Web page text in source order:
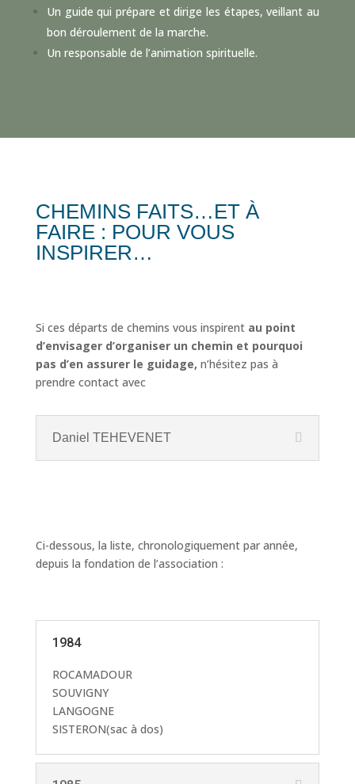
Un guide qui prépare et dirige les étapes, veillant au
bon déroulement de la marche.
Un responsable de l’animation spirituelle.
CHEMINS FAITS…ET À
FAIRE : POUR VOUS
INSPIRER…
Si ces départs de chemins vous inspirent au point
d’envisager d’organiser un chemin et pourquoi
pas d’en assurer le guidage, n’hésitez pas à
prendre contact avec
Daniel TEHEVENET
Ci-dessous, la liste, chronologiquement par année,
depuis la fondation de l’association :
1984
ROCAMADOUR
SOUVIGNY
LANGOGNE
SISTERON(sac à dos)